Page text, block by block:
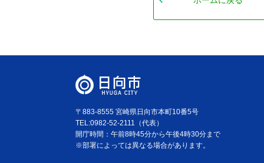
〒883-8555 宮崎県日向市本町10番5号
TEL:0982-52-2111（代表）
開庁時間：午前8時45分から午後4時30分まで
※部署によっては異なる場合があります。